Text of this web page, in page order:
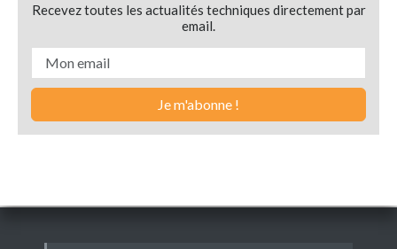
Recevez toutes les actualités techniques directement par
email.